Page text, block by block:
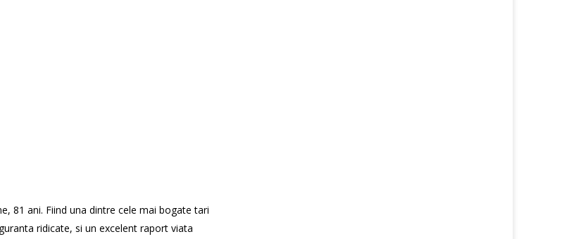
81 ani. Fiind una dintre cele mai bogate tari
ridicate, si un excelent raport viata